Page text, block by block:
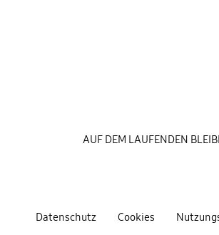
Datenschutz Cookies
AUF DEM LAUFENDEN